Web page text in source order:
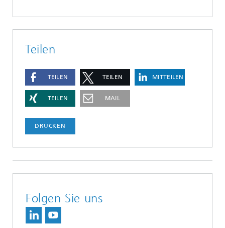
Teilen
TEILEN TEILEN MITTEILEN
TEILEN MAIL
DRUCKEN
Folgen Sie uns